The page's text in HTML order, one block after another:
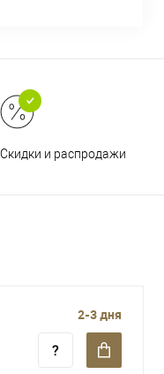
Скидки и распродажи
2-3 дня